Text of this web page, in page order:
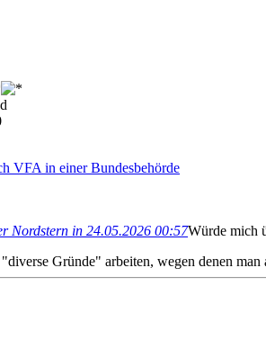
VFA in einer Bundesbehörde
Nordstern in 24.05.2026 00:57Würde mich
Gründe" arbeiten, wegen denen